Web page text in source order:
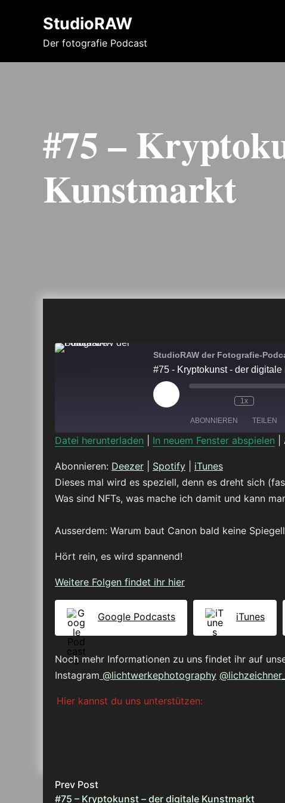
StudioRAW
Der fotografie Podcast
#75 –
Kunstmarkt
StudioRAW der Fotografie-
#75 - Kryptokunst - der digitale
Play
Episode
1x
ABONNIEREN TEILEN
RSS FEED
LINK
Datei herunterladen In neuem Fenster abspielen
Abonnieren: Deezer Spotify
iTunes
Dieses mal wird es speziell, denn es dreht sich
Was sind NFTs, was mache ich damit und kann
Ausserdem: Warum baut Canon bald keine
Hört rein, es wird spannend!
Weitere Folgen findet ihr hier
Google Podcasts iTunes
Noch mehr Informationen zu uns findet ihr auf
Instagram @lichtwerkephotography
Hier kannst du uns unterstützen:
Prev Post
#75 – Kryptokunst – der digitale Kunstmarkt